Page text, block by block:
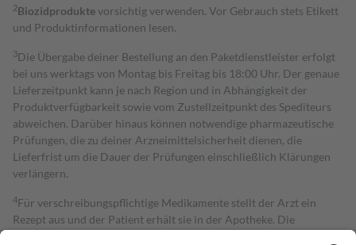
2Biozidproduktevorsichtig verwenden. Vor Gebrauch stets Etikett
und Produktinformationen lesen.
3Die Übergabe deiner Bestellung an den Paketdienstleister erfolgt
bei uns werktags von Montag bis Freitag bis 18:00 Uhr. Der genaue
Lieferzeitpunkt kann je nach Region und in Abhängigkeit der
Produktverfügbarkeit sowie vom Zustellzeitpunkt des Spediteurs
abweichen. Darüber hinaus können notwendige pharmazeutische
Prüfungen, die zu deiner Arzneimittelsicherheit dienen, die
Lieferfrist um die Dauer der Prüfungen einschließlich Klärungen
verlängern.
4Für verschreibungspflichtige Medikamente stellt der Arzt ein
Rezept aus und der Patient erhält sie in der Apotheke. Die